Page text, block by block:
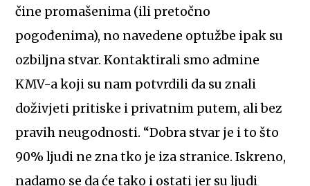
čine promašenima (ili pretočno
pogođenima), no navedene optužbe ipak su
ozbiljna stvar. Kontaktirali smo admine
KMV-a koji su nam potvrdili da su znali
doživjeti pritiske i privatnim putem, ali bez
pravih neugodnosti. “Dobra stvar je i to što
90% ljudi ne zna tko je iza stranice. Iskreno,
nadamo se da će tako i ostati jer su ljudi